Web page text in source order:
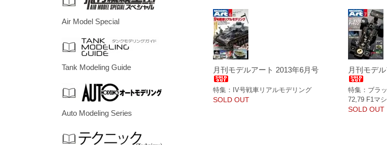
月刊モデルアート 2013年6月号
特集：IV号戦車リアルモデリング
SOLD OUT
月刊モデ
特集：ブラ
72,79 F1マ
SOLD OUT
Air Model Special
Tank Modeling Guide
Auto Modeling Series